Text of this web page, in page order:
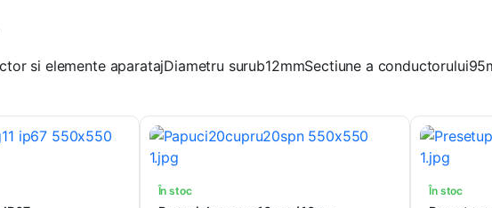
si elemente aparatajDiametru surub12mmSectiune a
În stoc În stoc